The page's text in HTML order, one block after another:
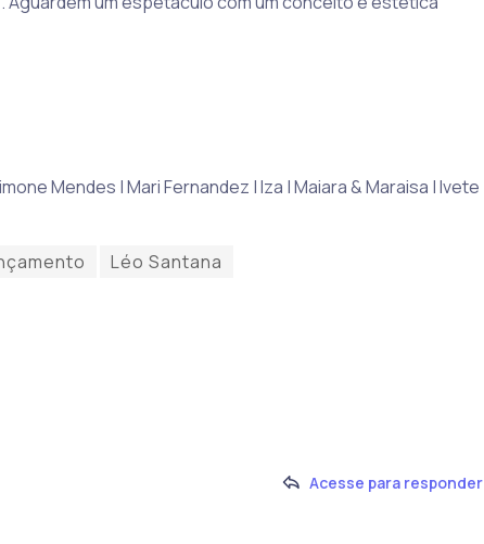
Mendes | Mari Fernandez | Iza | Maiara & Maraisa | Ivete
Léo Santana
Acesse para responder